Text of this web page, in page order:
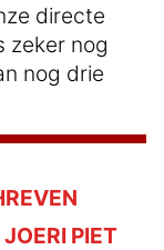
directe
zeker nog
nog drie
JOERI PIET